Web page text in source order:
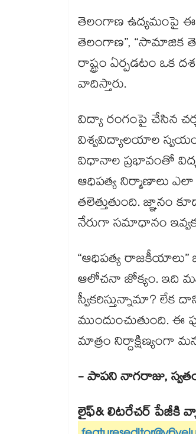
తెలంగాణ ఉద్యమంపై ఈ
తెలంగాణ”, “సామాజిక
రాష్ట్రం ఏర్పడటం ఒక
వాదిస్తారు.
విద్యా రంగంపై చేసిన
విశ్వవిద్యాలయాల స్వయం
విధానాల ప్రభావంతో
ఆధిపత్య నిర్మాణాలు
తలెత్తుతుంది. జ్ఞానం
నేరుగా సమాధానం
“ఆధిపత్య రాజకీయాలు”
ఆలోచనా జోక్యం. ఇది
స్వీకరిస్తున్నామా? లేక
ముందుంచుతుంది. ఈ
మాత్రం నిర్దాక్షిణ్యంగా
- పాపని నాగరాజు,
లైఫ్​& లిటరేచర్​ పేజీకి